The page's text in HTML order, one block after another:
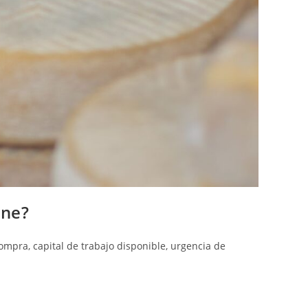
capital de trabajo disponible, urgencia de